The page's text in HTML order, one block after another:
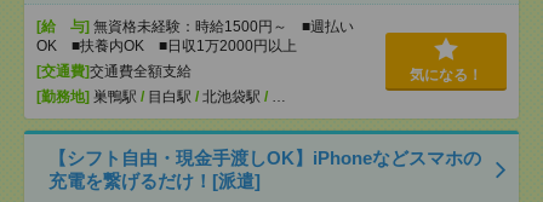
[給 与] 無資格未経験：時給1500円～ ■週払い
OK ■扶養内OK ■日収1万2000円以上
[交通費]交通費全額支給
[勤務地] 巣鴨駅 / 目白駅 / 北池袋駅 / …
気になる！
【シフト自由・現金手渡しOK】iPhoneなどスマホの
充電を繋げるだけ！[派遣]